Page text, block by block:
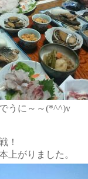
うに～～(*^^)v
！
上がりました。